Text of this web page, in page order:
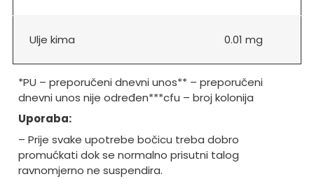
Ulje kima 0.01 mg
*PU – preporučeni dnevni unos** – preporučeni
dnevni unos nije određen***cfu – broj kolonija
Uporaba:
– Prije svake upotrebe bočicu treba dobro
promućkati dok se normalno prisutni talog
ravnomjerno ne suspendira.